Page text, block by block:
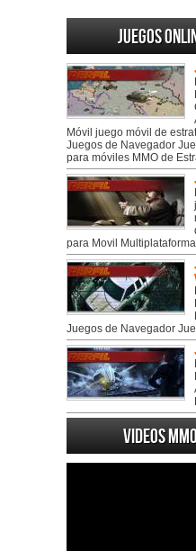
Juegos
Móvil juego móvil de
Juegos de Navegador
para móviles MMO de
para Movil
Juegos de Navegador
Videos